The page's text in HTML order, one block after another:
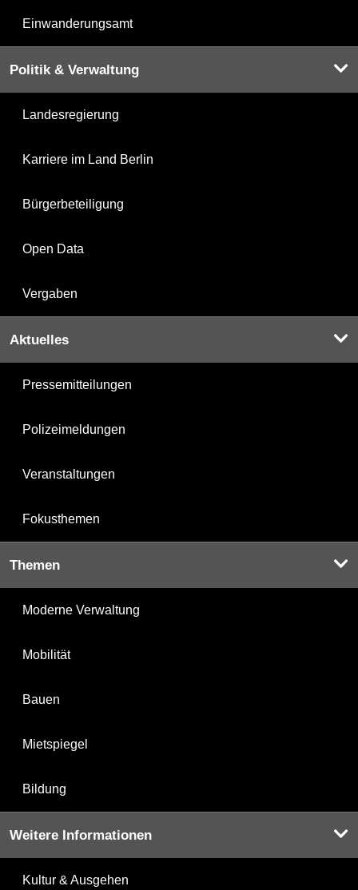
Einwanderungsamt
Politik & Verwaltung
Landesregierung
Karriere im Land Berlin
Bürgerbeteiligung
Open Data
Vergaben
Aktuelles
Pressemitteilungen
Polizeimeldungen
Veranstaltungen
Fokusthemen
Themen
Moderne Verwaltung
Mobilität
Bauen
Mietspiegel
Bildung
Weitere Informationen
Kultur & Ausgehen